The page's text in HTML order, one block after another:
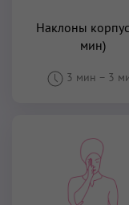
Наклоны
мин)
3 мин – 3